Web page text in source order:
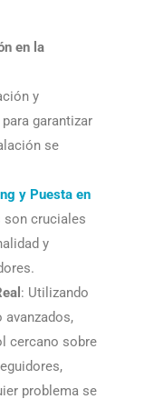
en la
y
garantizar
se
y Puesta en
son cruciales
y
: Utilizando
cercano sobre
problema se